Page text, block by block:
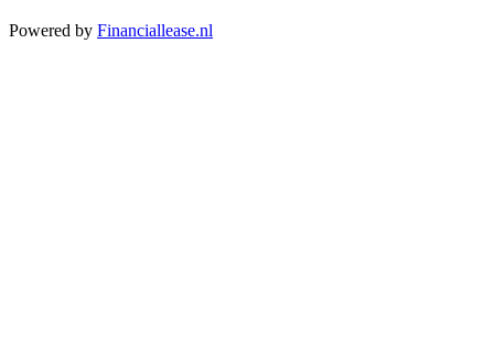
Powered by Financiallease.nl